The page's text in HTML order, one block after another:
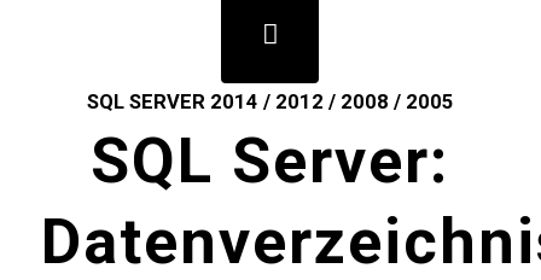
SQL SERVER 2014 / 2012 / 2008 / 2005
SQL Server: